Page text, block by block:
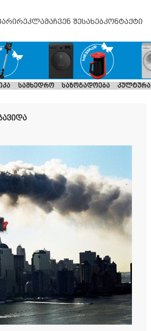
რეკლამაჩვენ შესახებკონტაქტი
სამხედრო საზოგადოება კულტურა